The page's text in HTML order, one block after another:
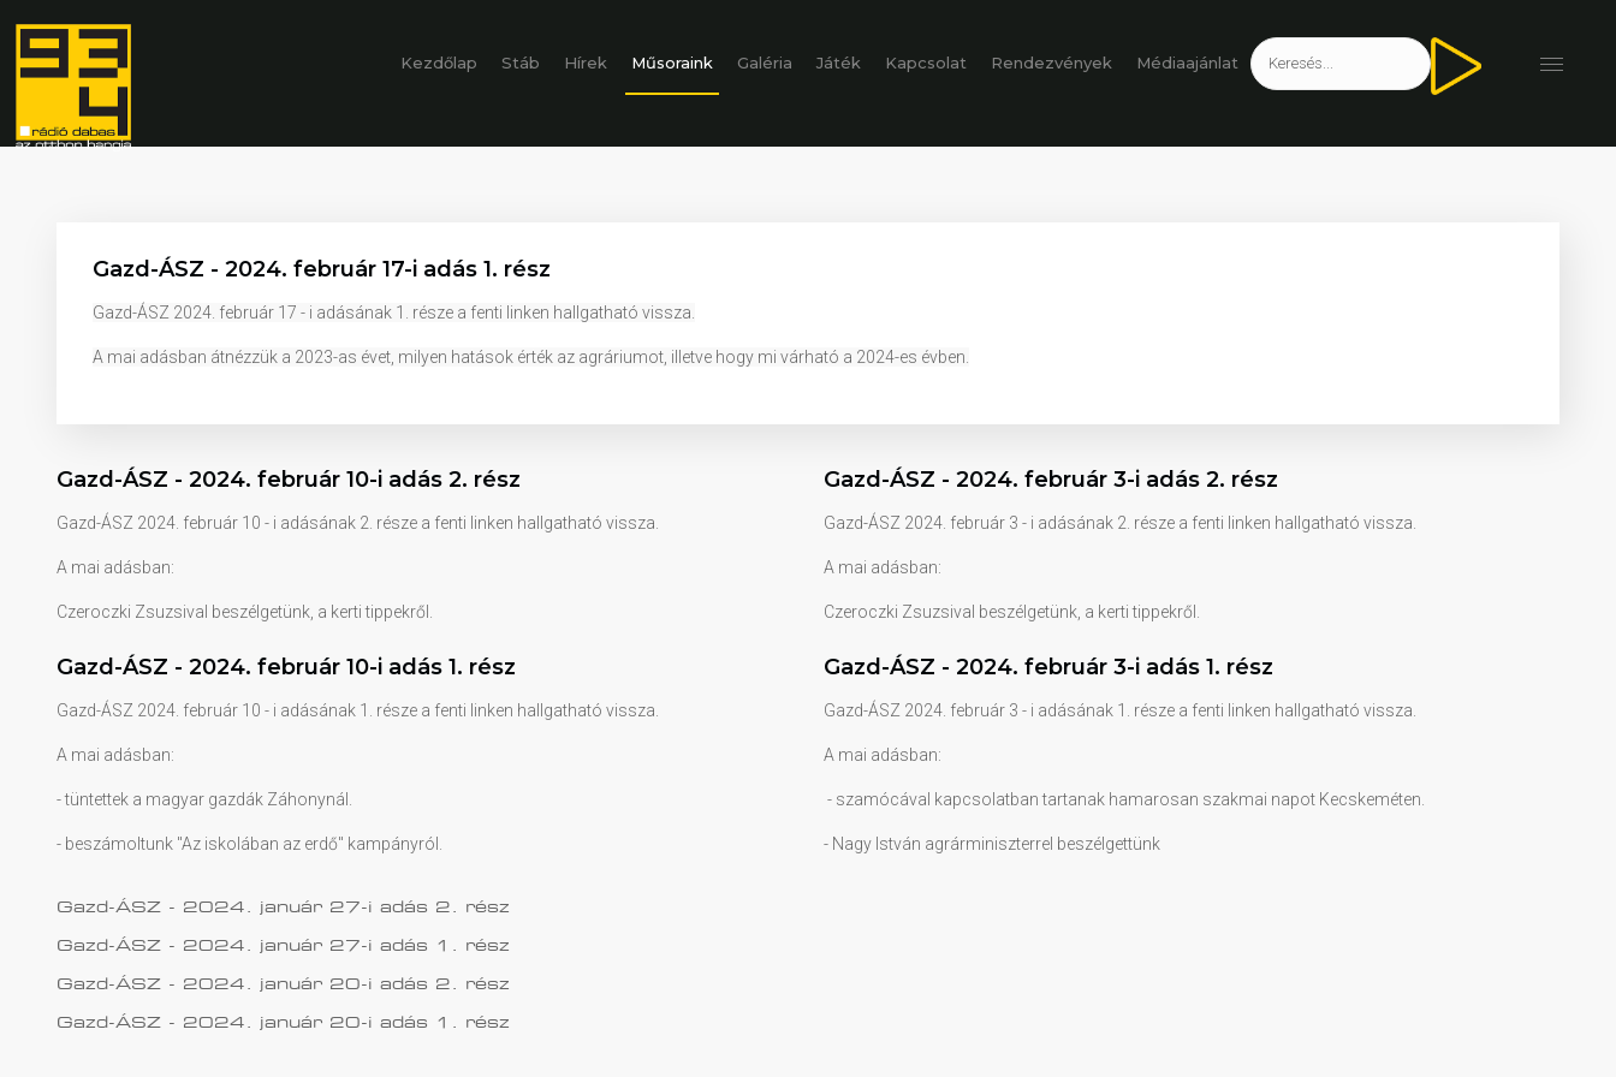
Kezdőlap Stáb Hírek Műsoraink Galéria Játék Kapcsolat Rendezvények Médiaajánlat
Gazd-ÁSZ - 2024. február 17-i adás 1. rész
Gazd-ÁSZ 2024. február 17 - i adásának 1. része a fenti linken hallgatható vissza.
A mai adásban átnézzük a 2023-as évet, milyen hatások érték az agráriumot, illetve hogy mi várható a 2024-es évben.
Gazd-ÁSZ - 2024. február 10-i adás 2. rész
Gazd-ÁSZ 2024. február 10 - i adásának 2. része a fenti linken hallgatható vissza.
A mai adásban:
Czeroczki Zsuzsival beszélgetünk, a kerti tippekről.
Gazd-ÁSZ - 2024. február 3-i adás 2. rész
Gazd-ÁSZ 2024. február 3 - i adásának 2. része a fenti linken hallgatható vissza.
A mai adásban:
Czeroczki Zsuzsival beszélgetünk, a kerti tippekről.
Gazd-ÁSZ - 2024. február 10-i adás 1. rész
Gazd-ÁSZ 2024. február 10 - i adásának 1. része a fenti linken hallgatható vissza.
A mai adásban:
- tüntettek a magyar gazdák Záhonynál.
- beszámoltunk "Az iskolában az erdő" kampányról.
Gazd-ÁSZ - 2024. február 3-i adás 1. rész
Gazd-ÁSZ 2024. február 3 - i adásának 1. része a fenti linken hallgatható vissza.
A mai adásban:
- szamócával kapcsolatban tartanak hamarosan szakmai napot Kecskeméten.
- Nagy István agrárminiszterrel beszélgettünk
Gazd-ÁSZ - 2024. január 27-i adás 2. rész
Gazd-ÁSZ - 2024. január 27-i adás 1. rész
Gazd-ÁSZ - 2024. január 20-i adás 2. rész
Gazd-ÁSZ - 2024. január 20-i adás 1. rész